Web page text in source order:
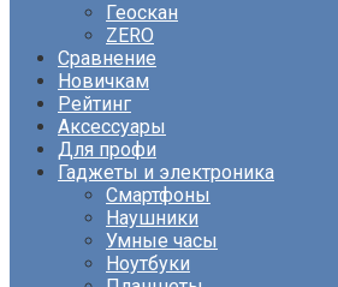
Геоскан
ZERO
Сравнение
Новичкам
Рейтинг
Аксессуары
Для профи
Гаджеты и электроника
Смартфоны
Наушники
Умные часы
Ноутбуки